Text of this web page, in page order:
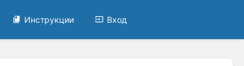
Инструкции Вход